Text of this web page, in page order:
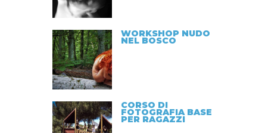
WORKSHOP NUDO
NEL BOSCO
CORSO DI
FOTOGRAFIA BASE
PER RAGAZZI